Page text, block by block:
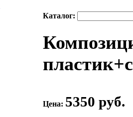
Каталог:
Цена: 5350 руб.